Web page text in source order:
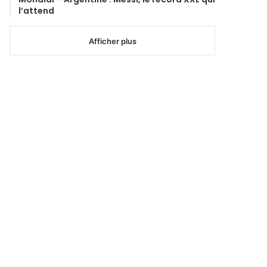
l’attend
Afficher plus